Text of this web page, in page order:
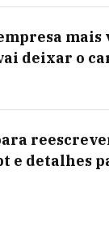
mais
deixar o
e detalhes